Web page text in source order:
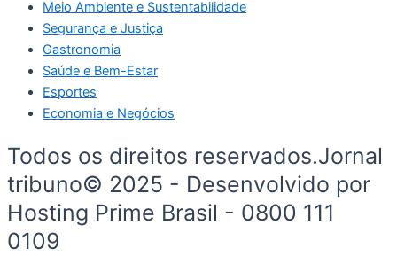
Meio Ambiente e Sustentabilidade
Segurança e Justiça
Gastronomia
Saúde e Bem-Estar
Esportes
Economia e Negócios
Todos os direitos reservados.Jornal
tribuno© 2025 - Desenvolvido por
Hosting Prime Brasil - 0800 111
0109